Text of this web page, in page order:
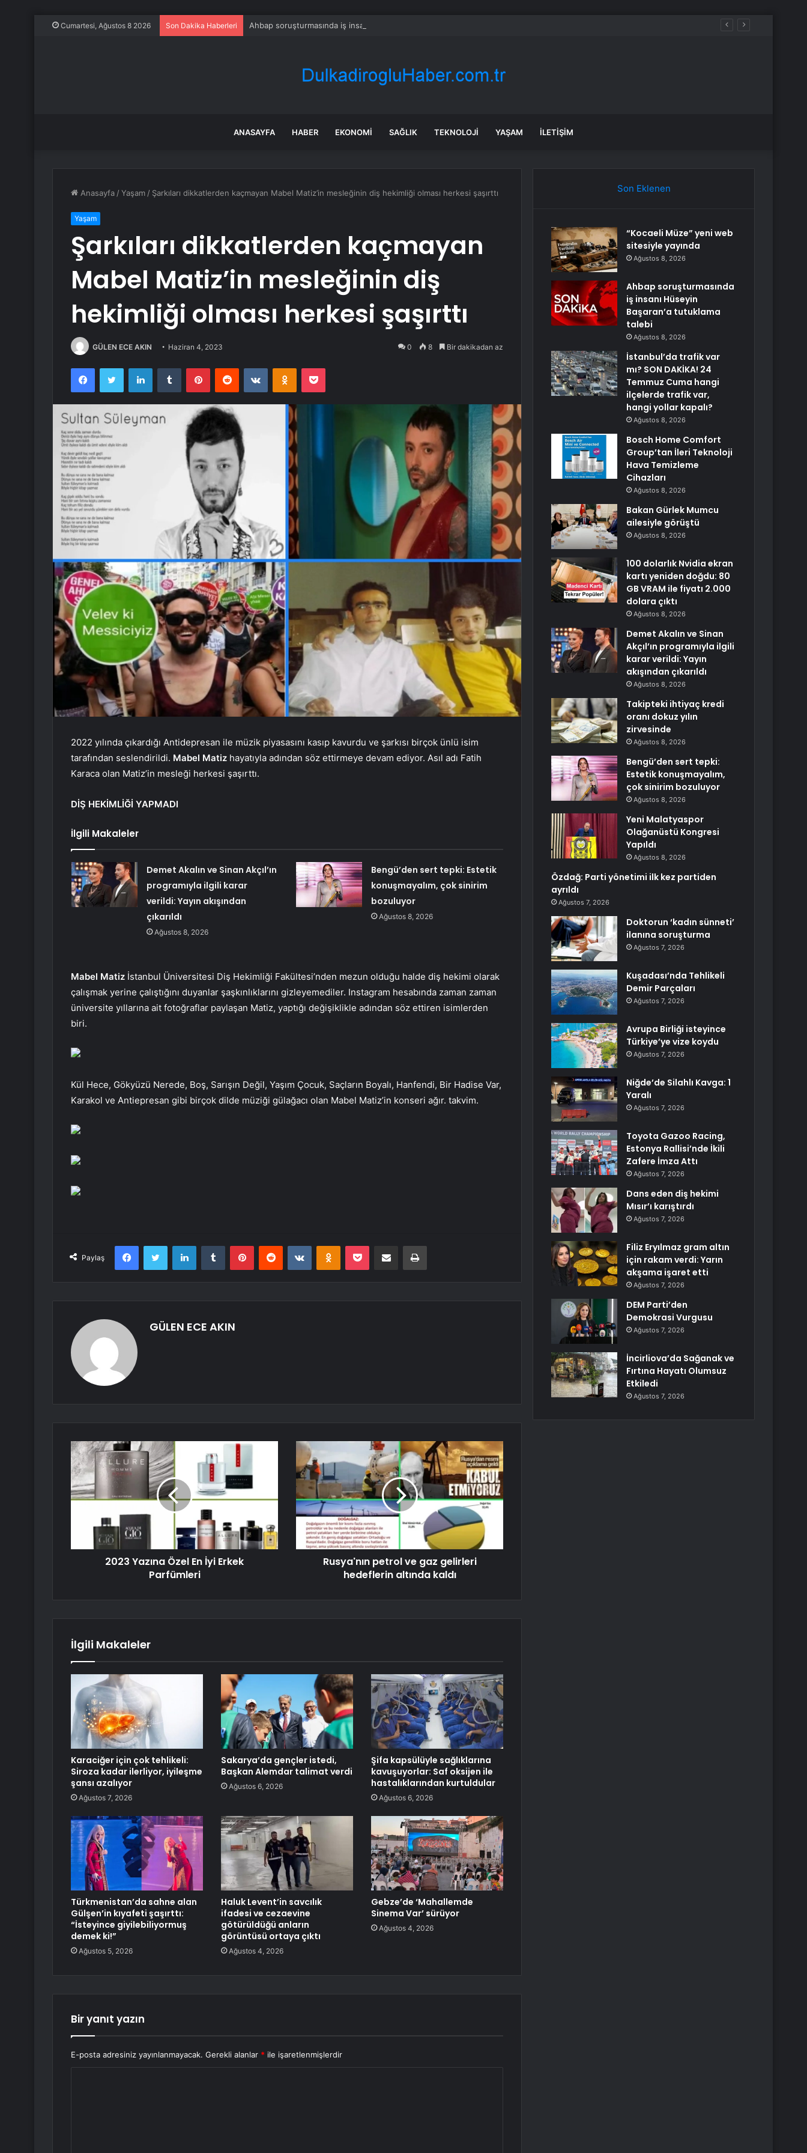
Cumartesi, Ağustos 8 2026 Son Dakika Haberleri Ahbap soruşturmasında iş insanı Hüseyin Başaran’a tutuklama talebi
ANASAYFA HABER EKONOMI SAĞLIK TEKNOLOJI YAŞAM İLETIŞIM
Anasayfa /Yaşam / Şarkıları dikkatlerden kaçmayan Mabel Matiz’in mesleğinin diş hekimliği olması herkesi şaşırttı
Yaşam
Şarkıları dikkatlerden kaçmayan
Mabel Matiz’in mesleğinin diş
hekimliği olması herkesi şaşırttı
GÜLEN ECE AKIN Haziran 4, 2023 0 8 Bir dakikadan az
FacebookTwitter LinkedInTumblr PinterestReddit VKontakteOdnoklassniki
Pocket
2022 yılında çıkardığı Antidepresan ile müzik piyasasını kasıp kavurdu ve şarkısı birçok ünlü isim
tarafından seslendirildi. Mabel Matiz hayatıyla adından söz ettirmeye devam ediyor. Asıl adı Fatih
Karaca olan Matiz’in mesleği herkesi şaşırttı.
DİŞ HEKİMLİĞİ YAPMADI
İlgili Makaleler
Demet Akalın ve Sinan Akçıl’ın
programıyla ilgili karar
verildi: Yayın akışından
çıkarıldı
Ağustos 8, 2026
Bengü’den sert tepki: Estetik
konuşmayalım, çok sinirim
bozuluyor
Ağustos 8, 2026
Mabel Matiz İstanbul Üniversitesi Diş Hekimliği Fakültesi’nden mezun olduğu halde diş hekimi olarak
çalışmak yerine çalıştığını duyanlar şaşkınlıklarını gizleyemediler. Instagram hesabında zaman zaman
üniversite yıllarına ait fotoğraflar paylaşan Matiz, yaptığı değişiklikle adından söz ettiren isimlerden
biri.
Kül Hece, Gökyüzü Nerede, Boş, Sarışın Değil, Yaşım Çocuk, Saçların Boyalı, Hanfendi, Bir Hadise Var,
Karakol ve Antiepresan gibi birçok dilde müziği gülağacı olan Mabel Matiz’in konseri ağır. takvim.
Paylaş
FacebookTwitter LinkedInTumblr PinterestReddit VKontakteOdnoklassniki
Pocket E-Posta ile paylaş Yazdır
GÜLEN ECE AKIN
2023 Yazına Özel En İyi Erkek
Parfümleri
Rusya'nın petrol ve gaz gelirleri
hedeflerin altında kaldı
İlgili Makaleler
Karaciğer için çok tehlikeli:
Siroza kadar ilerliyor, iyileşme
şansı azalıyor
Ağustos 7, 2026
Sakarya’da gençler istedi,
Başkan Alemdar talimat verdi
Ağustos 6, 2026
Şifa kapsülüyle sağlıklarına
kavuşuyorlar: Saf oksijen ile
hastalıklarından kurtuldular
Ağustos 6, 2026
Türkmenistan’da sahne alan
Gülşen’in kıyafeti şaşırttı:
“İsteyince giyilebiliyormuş
demek ki!”
Ağustos 5, 2026
Haluk Levent’in savcılık
ifadesi ve cezaevine
götürüldüğü anların
görüntüsü ortaya çıktı
Ağustos 4, 2026
Gebze’de ‘Mahallemde
Sinema Var’ sürüyor
Ağustos 4, 2026
Bir yanıt yazın
E-posta adresiniz yayınlanmayacak. Gerekli alanlar * ile işaretlenmişlerdir
Son Eklenen
“Kocaeli Müze” yeni web
sitesiyle yayında
Ağustos 8, 2026
Ahbap soruşturmasında
iş insanı Hüseyin
Başaran’a tutuklama
talebi
Ağustos 8, 2026
İstanbul’da trafik var
mı? SON DAKİKA! 24
Temmuz Cuma hangi
ilçelerde trafik var,
hangi yollar kapalı?
Ağustos 8, 2026
Bosch Home Comfort
Group’tan İleri Teknoloji
Hava Temizleme
Cihazları
Ağustos 8, 2026
Bakan Gürlek Mumcu
ailesiyle görüştü
Ağustos 8, 2026
100 dolarlık Nvidia ekran
kartı yeniden doğdu: 80
GB VRAM ile fiyatı 2.000
dolara çıktı
Ağustos 8, 2026
Demet Akalın ve Sinan
Akçıl’ın programıyla ilgili
karar verildi: Yayın
akışından çıkarıldı
Ağustos 8, 2026
Takipteki ihtiyaç kredi
oranı dokuz yılın
zirvesinde
Ağustos 8, 2026
Bengü’den sert tepki:
Estetik konuşmayalım,
çok sinirim bozuluyor
Ağustos 8, 2026
Yeni Malatyaspor
Olağanüstü Kongresi
Yapıldı
Ağustos 8, 2026
Özdağ: Parti yönetimi ilk kez partiden
ayrıldı
Ağustos 7, 2026
Doktorun ‘kadın sünneti’
ilanına soruşturma
Ağustos 7, 2026
Kuşadası’nda Tehlikeli
Demir Parçaları
Ağustos 7, 2026
Avrupa Birliği isteyince
Türkiye’ye vize koydu
Ağustos 7, 2026
Niğde’de Silahlı Kavga: 1
Yaralı
Ağustos 7, 2026
Toyota Gazoo Racing,
Estonya Rallisi’nde İkili
Zafere İmza Attı
Ağustos 7, 2026
Dans eden diş hekimi
Mısır’ı karıştırdı
Ağustos 7, 2026
Filiz Eryılmaz gram altın
için rakam verdi: Yarın
akşama işaret etti
Ağustos 7, 2026
DEM Parti’den
Demokrasi Vurgusu
Ağustos 7, 2026
İncirliova’da Sağanak ve
Fırtına Hayatı Olumsuz
Etkiledi
Ağustos 7, 2026